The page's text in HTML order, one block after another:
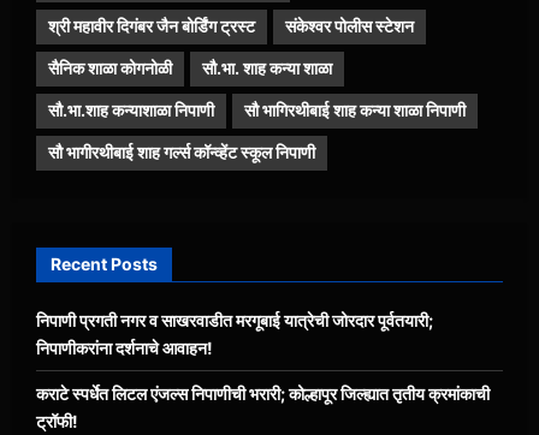
श्री महावीर दिगंबर जैन बोर्डिंग ट्रस्ट संकेश्वर पोलीस स्टेशन
सैनिक शाळा कोगनोळी सौ.भा. शाह कन्या शाळा
सौ.भा.शाह कन्याशाळा निपाणी सौ भागिरथीबाई शाह कन्या शाळा निपाणी
सौ भागीरथीबाई शाह गर्ल्स कॉन्व्हेंट स्कूल निपाणी
Recent Posts
निपाणी प्रगती नगर व साखरवाडीत मरगूबाई यात्रेची जोरदार पूर्वतयारी;
निपाणीकरांना दर्शनाचे आवाहन!
कराटे स्पर्धेत लिटल एंजल्स निपाणीची भरारी; कोल्हापूर जिल्ह्यात तृतीय क्रमांकाची
ट्रॉफी!